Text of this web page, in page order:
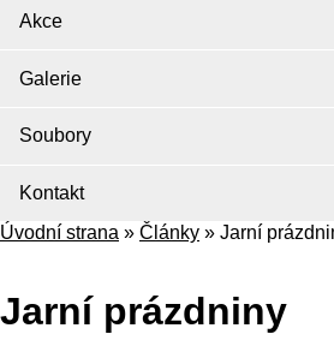
Akce
Galerie
Soubory
Kontakt
Úvodní strana » Články » Jarní
Jarní prázdniny